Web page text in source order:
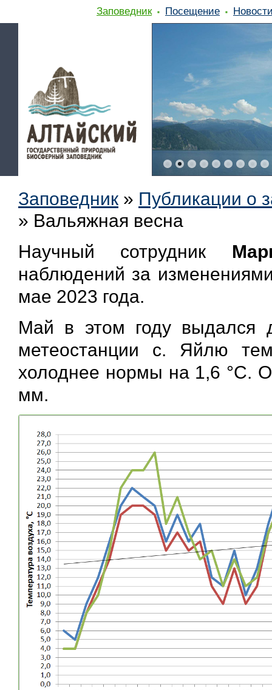
Заповедник Посещение
Заповедник » Публикации о
» Вальяжная весна
Научный сотрудник
наблюдений за
мае 2023 года.
Май в этом году
метеостанции с. Яйлю
холоднее нормы на 1,6 °С.
мм.